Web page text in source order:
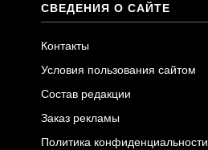
СВЕДЕНИЯ О САЙТЕ
Контакты
Условия пользования сайтом
Состав редакции
Заказ рекламы
Политика конфиденциальности